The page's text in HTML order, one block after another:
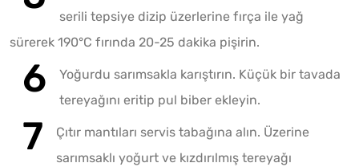
serili tepsiye dizip üzerlerine fırça ile yağ
sürerek 190°C fırında 20-25 dakika pişirin.
Yoğurdu sarımsakla karıştırın. Küçük bir tavada
tereyağını eritip pul biber ekleyin.
Çıtır mantıları servis tabağına alın. Üzerine
sarımsaklı yoğurt ve kızdırılmış tereyağı